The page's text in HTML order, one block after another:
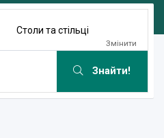
Столи та стільці
Змінити
Знайти!